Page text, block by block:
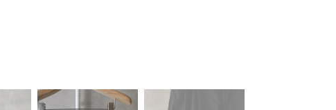
ENCOMING